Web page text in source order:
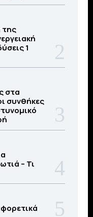
της
1
στα
συνθήκες
– Τι